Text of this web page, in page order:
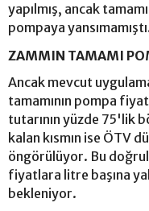
yapılmış, ancak
pompaya
ZAMMIN TAMAMI
Ancak mevcut
tamamının pompa
tutarının yüzde 75'lik
kalan kısmın ise ÖTV
öngörülüyor. Bu
fiyatlara litre başına
bekleniyor.